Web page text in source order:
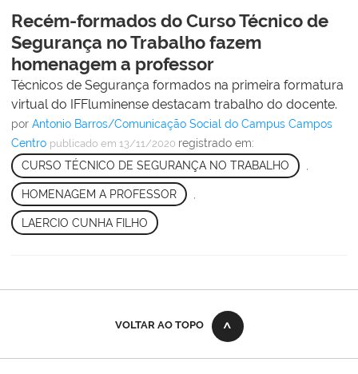
Recém-formados do Curso Técnico de
Segurança no Trabalho fazem
homenagem a professor
Técnicos de Segurança formados na primeira formatura
virtual do IFFluminense destacam trabalho do docente.
por Antonio Barros/Comunicação Social do Campus Campos
Centro publicado em 13/11/2020 registrado em:
CURSO TÉCNICO DE SEGURANÇA NO TRABALHO
,
HOMENAGEM A PROFESSOR
LAERCIO CUNHA FILHO
VOLTAR AO TOPO